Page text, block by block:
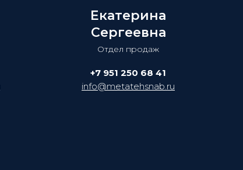
Екатерина
Сергеевна
Отдел продаж
+7 951 250 68 41
info@metatehsnab.ru